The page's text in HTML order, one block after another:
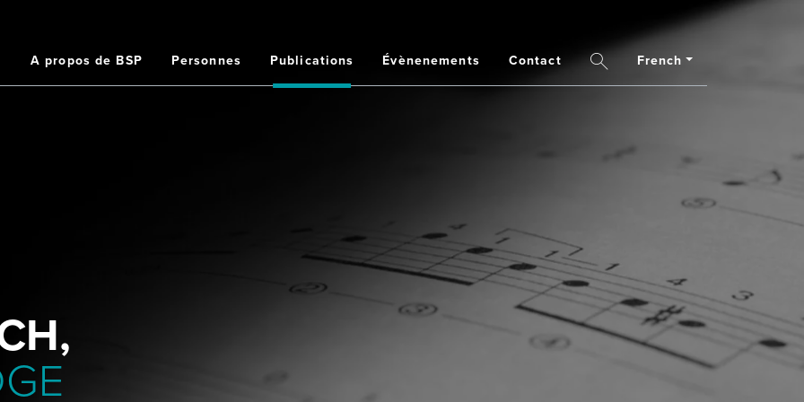
HomeA propos de BSP Personnes Publications Évènenements Contact SearchFrench